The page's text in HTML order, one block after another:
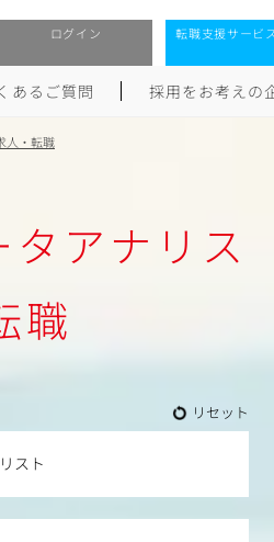
ログイン 転職支援サービ
職
あるご質問 採用をお考えの
人・転職
アナリス
職
リセット
スト